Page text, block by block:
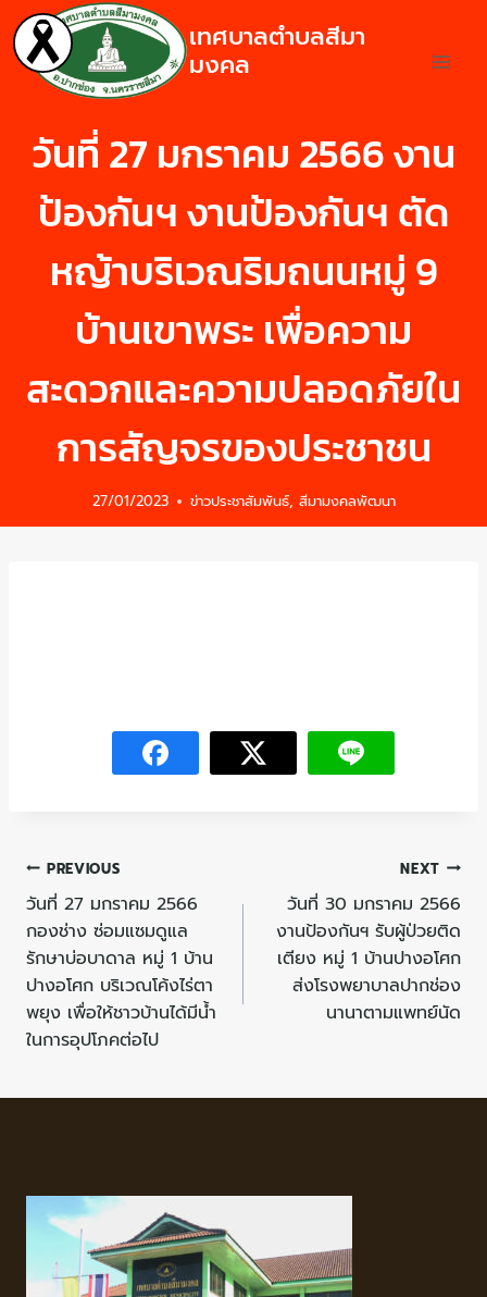
เทศบาลตำบลสีมา
มงคล
วันที่ 27 มกราคม 2566 งาน
ป้องกันฯ งานป้องกันฯ ตัด
หญ้าบริเวณริมถนนหมู่ 9
บ้านเขาพระ เพื่อความ
สะดวกและความปลอดภัยใน
การสัญจรของประชาชน
27/01/2023 ข่าวประชาสัมพันธ์, สีมามงคลพัฒนา
PREVIOUS
วันที่ 27 มกราคม 2566
กองช่าง ซ่อมแซมดูแล
รักษาบ่อบาดาล หมู่ 1 บ้าน
ปางอโศก บริเวณโค้งไร่ตา
พยุง เพื่อให้ชาวบ้านได้มีน้ำ
ในการอุปโภคต่อไป
NEXT
วันที่ 30 มกราคม 2566
งานป้องกันฯ รับผู้ป่วยติด
เตียง หมู่ 1 บ้านปางอโศก
ส่งโรงพยาบาลปากช่อง
นานาตามแพทย์นัด